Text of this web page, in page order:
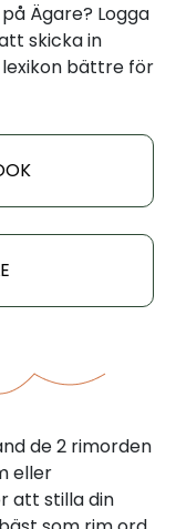
Ägare? Logga
skicka in
bättre för
de 2 rimorden
eller
att stilla din